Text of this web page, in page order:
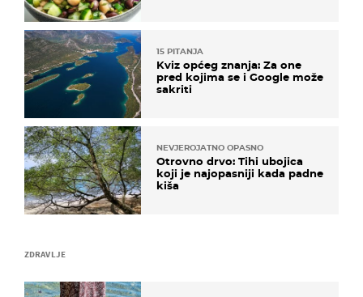
ZDRAVLJE
15 PITANJA
Kviz općeg znanja: Za one
pred kojima se i Google može
sakriti
NEVJEROJATNO OPASNO
Otrovno drvo: Tihi ubojica
koji je najopasniji kada padne
kiša